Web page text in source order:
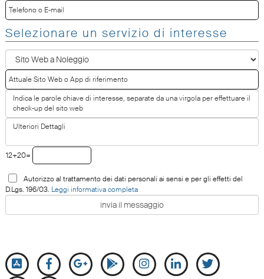
Selezionare un servizio di interesse
12+20=
Autorizzo al trattamento dei dati personali ai sensi e per gli effetti del
D.Lgs. 196/03. Leggi informativa completa